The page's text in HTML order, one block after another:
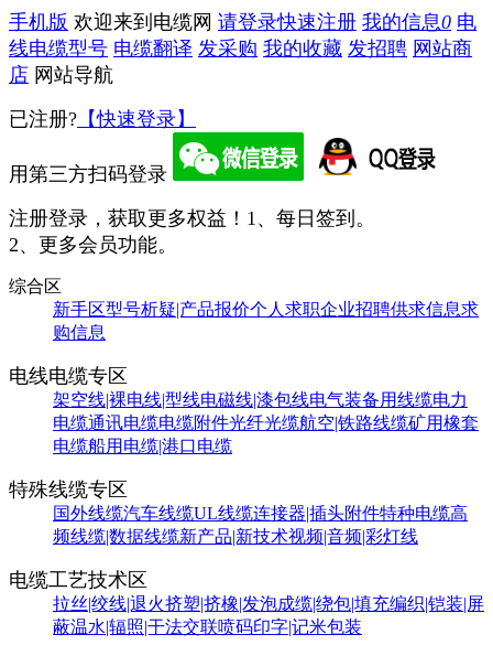
手机版 欢迎来到电缆网 请登录快速注册 我的信息0 电
线电缆型号 电缆翻译 发采购 我的收藏 发招聘 网站商
店 网站导航
已注册? 【快速登录】
用第三方扫码登录
注册登录，获取更多权益！ 1、每日签到。
2、更多会员功能。
综合区
新手区型号析疑|产品报价个人求职企业招聘供求信息求
购信息
电线电缆专区
架空线|裸电线|型线电磁线|漆包线电气装备用线缆电力
电缆通讯电缆电缆附件光纤光缆航空|铁路线缆矿用橡套
电缆船用电缆|港口电缆
特殊线缆专区
国外线缆汽车线缆UL线缆连接器|插头附件特种电缆高
频线缆|数据线缆新产品|新技术视频|音频|彩灯线
电缆工艺技术区
拉丝|绞线|退火挤塑|挤橡|发泡成缆|绕包|填充编织|铠装|屏
蔽温水|辐照|干法交联喷码印字|记米包装